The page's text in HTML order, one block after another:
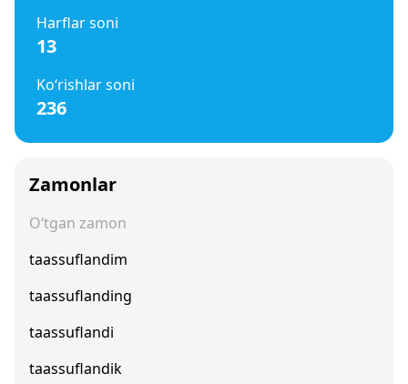
Harflar soni
13
Ko‘rishlar soni
236
Zamonlar
O‘tgan zamon
taassuflandim
taassuflanding
taassuflandi
taassuflandik